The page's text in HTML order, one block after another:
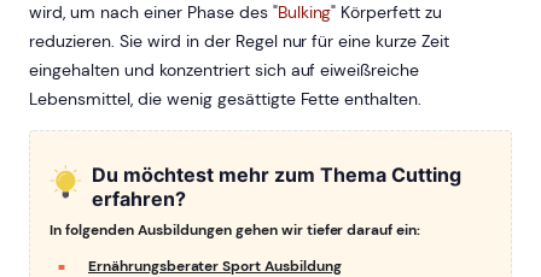
wird, um nach einer Phase des "Bulking" Körperfett zu
reduzieren. Sie wird in der Regel nur für eine kurze Zeit
eingehalten und konzentriert sich auf eiweißreiche
Lebensmittel, die wenig gesättigte Fette enthalten.
Du möchtest mehr zum Thema Cutting
erfahren?
In folgenden Ausbildungen gehen wir tiefer darauf ein:
Ernährungsberater Sport Ausbildung